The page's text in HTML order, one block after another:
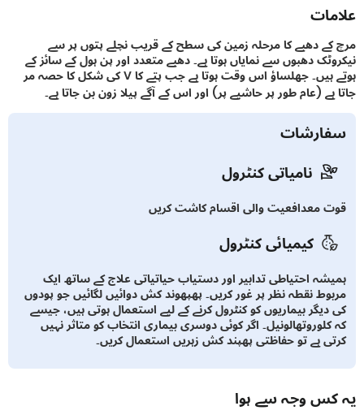
دھبے کا مرحلہ زمین کی سطح کے قریب نچلے پتوں پر سے
دھبوں سے نمایاں ہوتا ہے۔ دھبے متعدد اور پن ہول کے سائز کے
ہوتے ہیں۔ جھلساؤ اس وقت ہوتا ہے جب پتے کا V کی شکل کا حصہ مر
(عام طور پر حاشیے پر) اور اس کے آگے پیلا زون بن جاتا ہے۔
نامیاتی کنٹرول
معدافعیت والی اقسام کاشت کریں
کیمیائی کنٹرول
احتیاطی تدابیر اور دستیاب حیاتیاتی علاج کے ساتھ ایک
نقطہ نظر پر غور کریں۔ پھپھوند کش دوائیں لگائیں جو پودوں
بیماریوں کو کنٹرول کرنے کے لیے استعمال ہوتی ہیں، جیسے
اگر کوئی دوسری بیماری انتخاب کو متاثر نہیں
ہے تو حفاظتی پھپند کش زہریں استعمال کریں۔
وجہ سے ہوا